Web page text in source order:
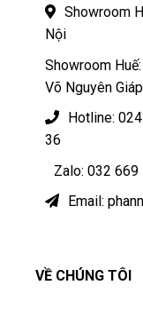
Showroom
Nội
Showroom
Võ Nguyên
Hotline:
36
Zalo: 032
Email:
VỀ CHÚNG TÔI